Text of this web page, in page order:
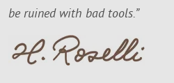
be ruined with bad tools.”